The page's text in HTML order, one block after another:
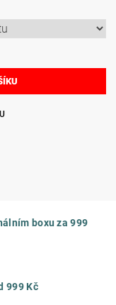
boxu za 999
999 Kč